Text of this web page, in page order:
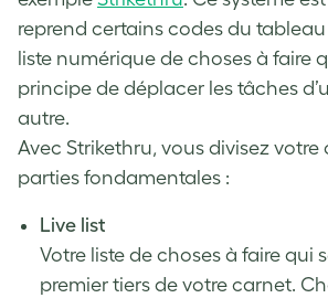
reprend certains codes du
liste numérique de choses à faire
principe de déplacer les tâches
autre.
Avec Strikethru, vous divisez votre
parties fondamentales :
Live list
Votre liste de choses à faire qui
premier tiers de votre carnet.